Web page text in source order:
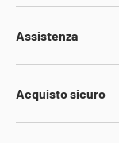
Assistenza
Acquisto sicuro